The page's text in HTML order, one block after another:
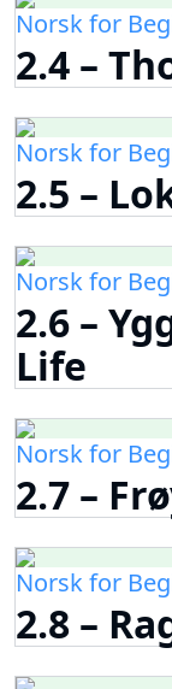
Norsk for
2.4 –
Norsk for
2.5 –
Norsk for
2.6 –
Life
Norsk for
2.7 –
Norsk for
2.8 –